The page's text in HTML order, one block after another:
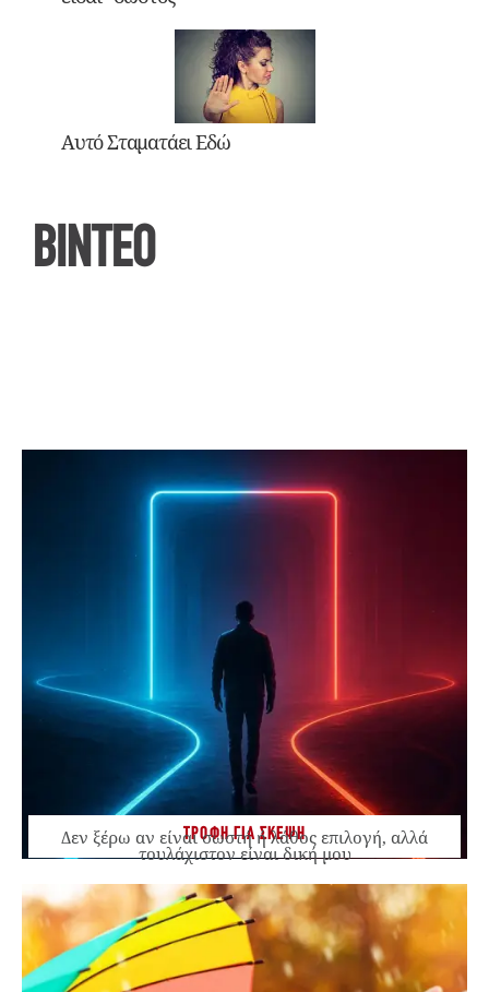
Αυτό Σταματάει Εδώ
ΒΙΝΤΕΟ
ΤΡΟΦΗ ΓΙΑ ΣΚΕΨΗ
Δεν ξέρω αν είναι σωστή ή λάθος επιλογή, αλλά
τουλάχιστον είναι δική μου